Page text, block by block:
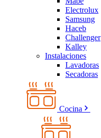
Electrolux
Samsung
Haceb
Challenger
Kalley
Instalaciones
Lavadoras
Secadoras
Cocina